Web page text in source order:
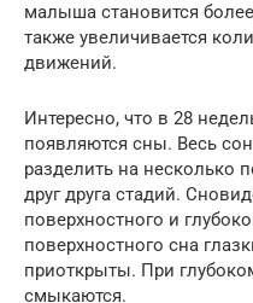
малыша становится
также увеличивается
движений.
Интересно, что в 28
появляются сны. Весь
разделить на несколько
друг друга стадий.
поверхностного и
поверхностного сна
приоткрыты. При
смыкаются.